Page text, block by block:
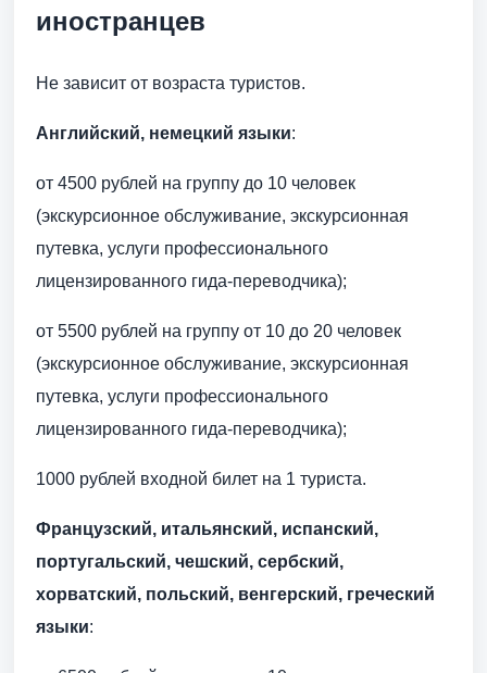
иностранцев
Не зависит от возраста туристов.
Английский, немецкий языки:
от 4500 рублей на группу до 10 человек
(экскурсионное обслуживание, экскурсионная
путевка, услуги профессионального
лицензированного гида-переводчика);
от 5500 рублей на группу от 10 до 20 человек
(экскурсионное обслуживание, экскурсионная
путевка, услуги профессионального
лицензированного гида-переводчика);
1000 рублей входной билет на 1 туриста.
Французский, итальянский, испанский,
португальский, чешский, сербский,
хорватский, польский, венгерский, греческий
языки: